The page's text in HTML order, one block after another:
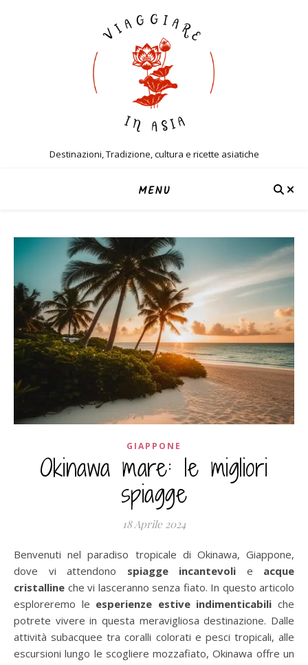
Destinazioni, Tradizione, cultura e ricette asiatiche
MENU
GIAPPONE
Okinawa mare: le migliori
spiagge
18 Aprile 2024
Benvenuti nel paradiso tropicale di Okinawa, Giappone,
dove vi attendono spiagge incantevoli e acque
cristalline che vi lasceranno senza fiato. In questo articolo
esploreremo le esperienze estive indimenticabili che
potrete vivere in questa meravigliosa destinazione. Dalle
attività subacquee tra coralli colorati e pesci tropicali, alle
escursioni lungo le scogliere mozzafiato, Okinawa offre un